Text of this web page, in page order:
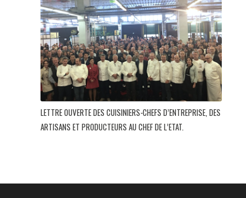
LETTRE OUVERTE DES CUISINIERS-CHEFS D’ENTREPRISE, DES
ARTISANS ET PRODUCTEURS AU CHEF DE L’ETAT.